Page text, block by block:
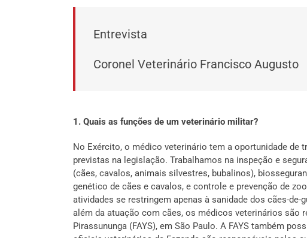
Entrevista
Coronel Veterinário Francisco Augusto
1. Quais as funções de um veterinário militar?
No Exército, o médico veterinário tem a oportunidade de
previstas na legislação. Trabalhamos na inspeção e
(cães, cavalos, animais silvestres, bubalinos),
genético de cães e cavalos, e controle e prevenção de
atividades se restringem apenas à sanidade dos cães-de-
além da atuação com cães, os médicos veterinários são
Pirassununga (FAYS), em São Paulo. A FAYS também